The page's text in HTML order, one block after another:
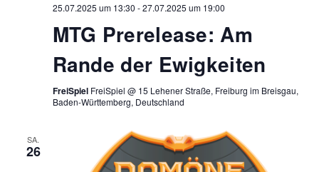
25.07.2025 um 13:30 -27.07.2025 um 19:00
MTG Prerelease: Am
Rande der Ewigkeiten
FreiSpiel FreiSpiel @ 15 Lehener Straße, Freiburg im Breisgau,
Baden-Württemberg, Deutschland
SA.
26